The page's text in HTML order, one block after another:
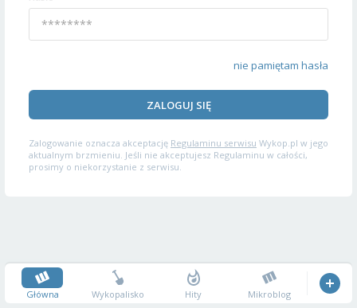
nie pamiętam hasła
ZALOGUJ SIĘ
Zalogowanie oznacza akceptację Regulaminu serwisu Wykop.pl w jego
aktualnym brzmieniu. Jeśli nie akceptujesz Regulaminu w całości,
prosimy o niekorzystanie z serwisu.
Główna Wykopalisko Hity Mikroblog